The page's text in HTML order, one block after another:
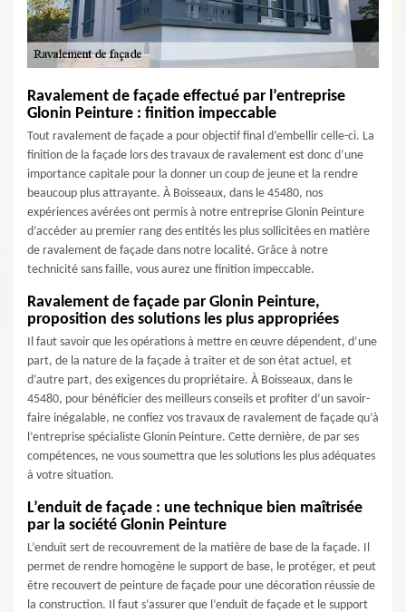
Ravalement de façade effectué par l’entreprise
Glonin Peinture : finition impeccable
Tout ravalement de façade a pour objectif final d’embellir celle-ci. La
finition de la façade lors des travaux de ravalement est donc d’une
importance capitale pour la donner un coup de jeune et la rendre
beaucoup plus attrayante. À Boisseaux, dans le 45480, nos
expériences avérées ont permis à notre entreprise Glonin Peinture
d’accéder au premier rang des entités les plus sollicitées en matière
de ravalement de façade dans notre localité. Grâce à notre
technicité sans faille, vous aurez une finition impeccable.
Ravalement de façade par Glonin Peinture,
proposition des solutions les plus appropriées
Il faut savoir que les opérations à mettre en œuvre dépendent, d’une
part, de la nature de la façade à traiter et de son état actuel, et
d’autre part, des exigences du propriétaire. À Boisseaux, dans le
45480, pour bénéficier des meilleurs conseils et profiter d’un savoir-
faire inégalable, ne confiez vos travaux de ravalement de façade qu’à
l’entreprise spécialiste Glonin Peinture. Cette dernière, de par ses
compétences, ne vous soumettra que les solutions les plus adéquates
à votre situation.
L’enduit de façade : une technique bien maîtrisée
par la société Glonin Peinture
L’enduit sert de recouvrement de la matière de base de la façade. Il
permet de rendre homogène le support de base, le protéger, et peut
être recouvert de peinture de façade pour une décoration réussie de
la construction. Il faut s’assurer que l’enduit de façade et le support